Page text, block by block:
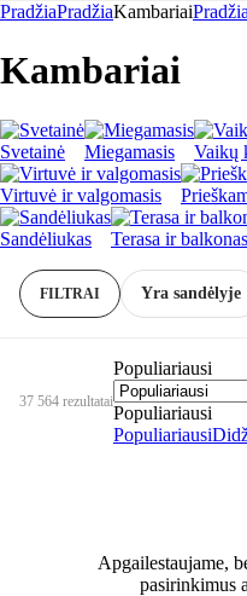
PradžiaPradžiaKambariaiPradžia
Kambariai
Svetainė Miegamasis Vaikų
Virtuvė ir valgomasis
Sandėliukas Terasa ir balkonas
FILTRAI Yra sandėlyje
37 564 rezultatai
Populiariausi
Populiariausi
Populiariausi
Apgailestaujame,
pasirinkimus